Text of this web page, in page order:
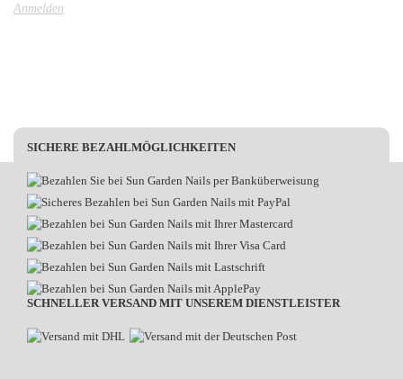
Anmelden
SICHERE BEZAHLMÖGLICHKEITEN
SCHNELLER VERSAND MIT UNSEREM DIENSTLEISTER